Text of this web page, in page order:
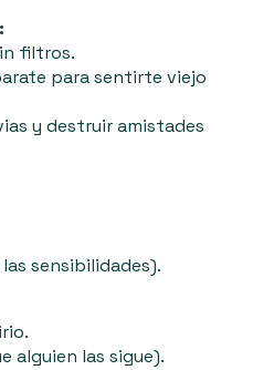
filtros.
para sentirte viejo
y destruir amistades
sensibilidades).
alguien las sigue).